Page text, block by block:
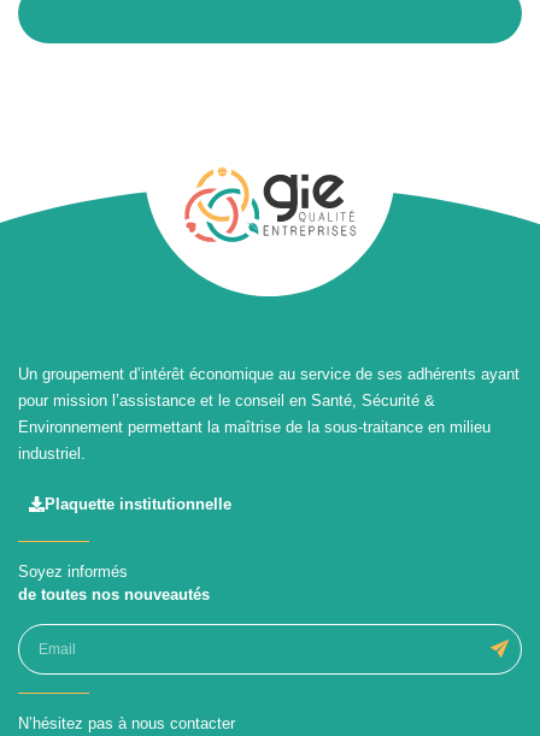
Un groupement d’intérêt économique au service de ses adhérents ayant
pour mission l’assistance et le conseil en Santé, Sécurité &
Environnement permettant la maîtrise de la sous-traitance en milieu
industriel.
Plaquette institutionnelle
Soyez informés
de toutes nos nouveautés
N’hésitez pas à nous contacter